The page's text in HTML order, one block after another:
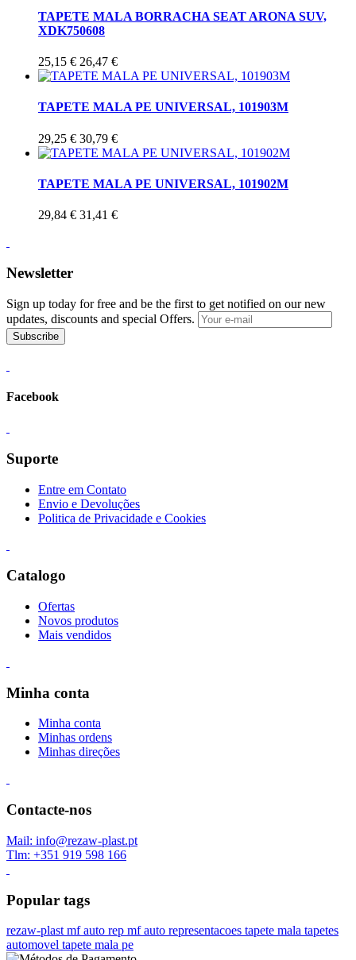
TAPETE MALA BORRACHA SEAT ARONA SUV,
XDK750608
25,15 € 26,47 €
TAPETE MALA PE UNIVERSAL, 101903M
29,25 € 30,79 €
TAPETE MALA PE UNIVERSAL, 101902M
29,84 € 31,41 €
Newsletter
Sign up today for free and be the first to get notified on our new
updates, discounts and special Offers.
Subscribe
Facebook
Suporte
Entre em Contato
Envio e Devoluções
Politica de Privacidade e Cookies
Catalogo
Ofertas
Novos produtos
Mais vendidos
Minha conta
Minha conta
Minhas ordens
Minhas direções
Contacte-nos
Mail: info@rezaw-plast.pt
Tlm: +351 919 598 166
Popular tags
rezaw-plast mf auto rep mf auto representacoes tapete mala tapetes
automovel tapete mala pe